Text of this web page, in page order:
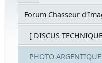
Forum Chasseur
[ DISCUS
PHOTO